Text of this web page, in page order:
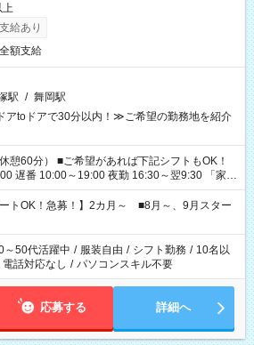
上
給あり
額支給
駅 / 舞岡駅
アtoドアで30分以内！≫ご希望の勤務地を紹介
れば下記シフトもOK！
遅番 10:00～19:00 夜勤 16:30～翌9:30 「家族
たい」 「余裕を持って夕飯の準備がしたい」
はしたくない」 など、ご希望を教えてください
仕事の勤務時間。 合計で週40時間を超える場
せん。
ートOK！急募！】2カ月～ ■8月～、9月スター
～50代活躍中 / 服装自由 / シフト勤務 / 10名以
電話対応なし / パソコンスキル不要
応募する 詳細へ